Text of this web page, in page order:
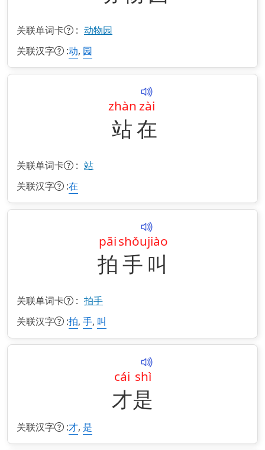
关联单词卡 : 动物园
关联汉字 :动, 园
站
zhàn
在
zài
关联单词卡 : 站
关联汉字 :在
拍
pāi
手
shǒu
叫
jiào
关联单词卡 : 拍手
关联汉字 :拍, 手, 叫
才
cái
是
shì
关联汉字 :才, 是